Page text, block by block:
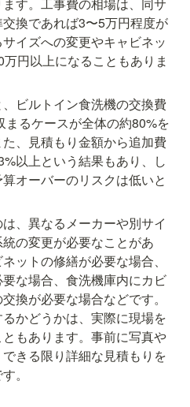
す。工事費の相場は、同サ
換であれば3〜5万円程度が
イズへの変更やキャビネッ
円以上になることもありま
ビルトイン食洗機の交換費
るケースが全体の約80%を
、見積もり金額から追加費
以上という結果もあり、し
オーバーのリスクは低いと
、異なるメーカーや別サイ
の変更が必要なことがあ
ットの修繕が必要な場合、
な場合、食洗機庫内にカビ
換が必要な場合などです。
かどうかは、実際に現場を
もあります。事前に写真や
きる限り詳細な見積もりを
。